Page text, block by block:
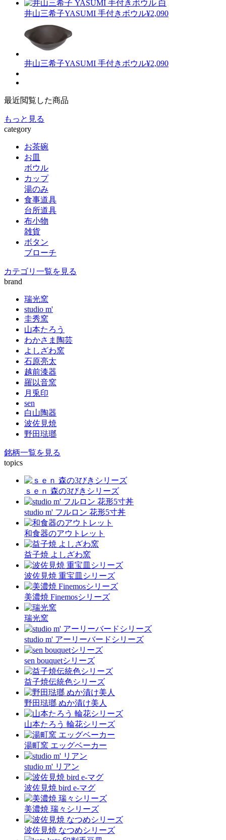
井山三希子YASUMI 手付きボウル¥2,090
井山三希子YASUMI 手付きボウル¥2,090
最近閲覧した商品
もっと見る
category
お茶碗
お皿
ボウル
カップ
湯のみ
食事道具
台所道具
布小物
雑貨
ボタン
ブローチ
カテゴリ一覧を見る
brand
瑞光窯
studio m'
圭秀窯
山本たろう
わかさま陶芸
よしざわ窯
石原亮太
越前漆器
羅以音窯
月兎印
sen
白山陶器
波佐見焼
野田琺瑯
銘柄一覧を見る
topics
ｓｅｎ 森の3びきシリーズ
studio m' フルロン 花形5寸丼
和食器のアウトレット
益子焼 よしざわ窯
波佐見焼 重宝皿シリーズ
美濃焼 Finemosシリーズ
瑞光窯
studio m' アーリーバードシリーズ
sen bouquetシリーズ
益子焼伝統色シリーズ
野田琺瑯 ぬか漬け美人
山本たろう 輪花シリーズ
湯町窯 エッグベーカー
studio m' リアン
波佐見焼 bird e-マグ
美濃焼 瑞々シリーズ
波佐見焼 なつめシリーズ